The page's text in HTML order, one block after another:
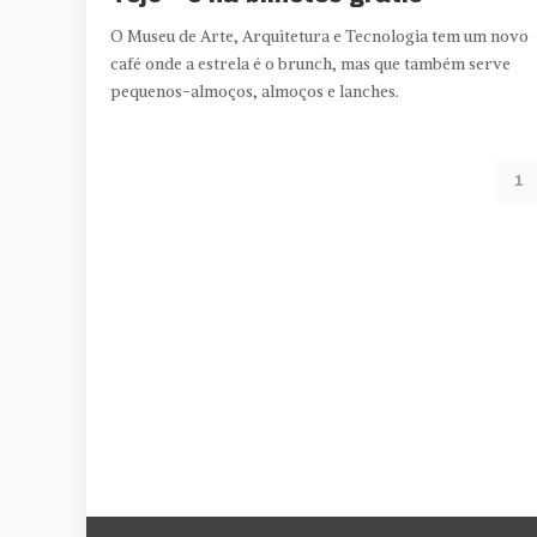
O Museu de Arte, Arquitetura e Tecnologia tem um novo
café onde a estrela é o brunch, mas que também serve
pequenos-almoços, almoços e lanches.
1